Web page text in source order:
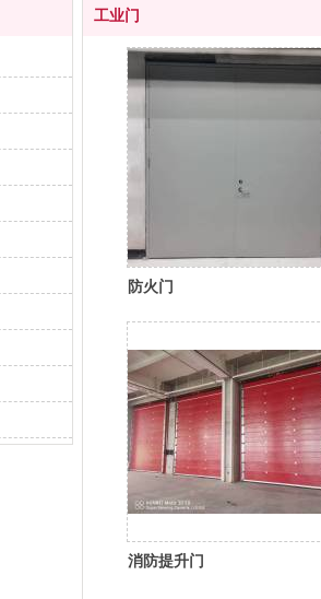
工业门
防火门
消防提升门